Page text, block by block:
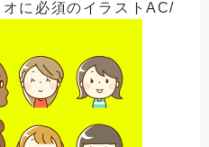
に必須のイラストAC/